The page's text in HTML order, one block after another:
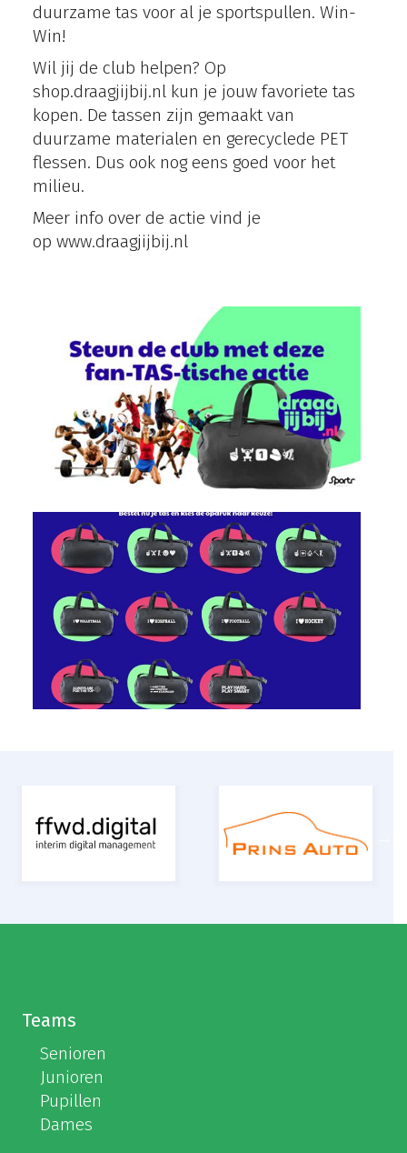
duurzame tas voor al je sportspullen. Win-
Win!
Wil jij de club helpen? Op
shop.draagjijbij.nl kun je jouw favoriete tas
kopen. De tassen zijn gemaakt van
duurzame materialen en gerecyclede PET
flessen. Dus ook nog eens goed voor het
milieu.
Meer info over de actie vind je
opwww.draagjijbij.nl
Teams
Senioren
Junioren
Pupillen
Dames